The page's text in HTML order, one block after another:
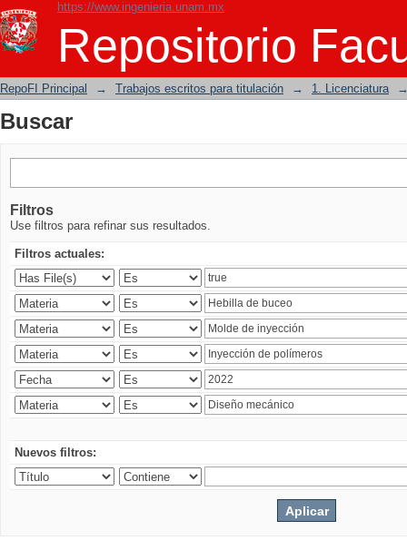
https://www.ingenieria.unam.mx
Repositorio
Buscar
RepoFI Principal → Trabajos escritos para titulación → 1. Licenciatura
Buscar
Filtros
Use filtros para refinar sus resultados.
Filtros actuales:
Nuevos filtros: